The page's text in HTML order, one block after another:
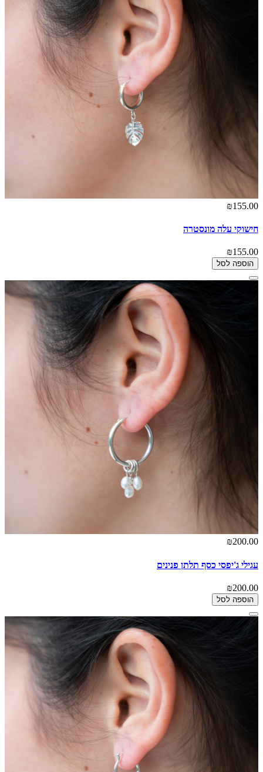
₪155.00
חישוקי עלה מונסטרה
₪155.00
הוספה לסל
₪200.00
עגילי ג'יפסי כסף תלתן פנינים
₪200.00
הוספה לסל